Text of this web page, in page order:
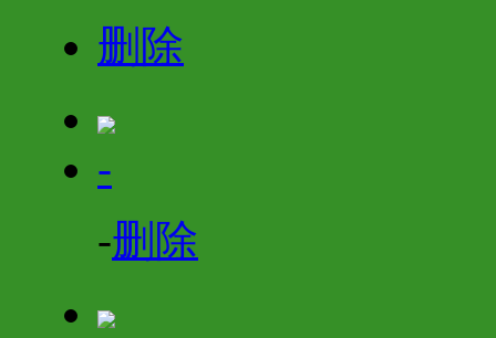
删除
-
-删除